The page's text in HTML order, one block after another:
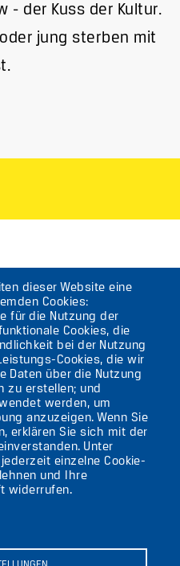
dieser Website eine
Cookies:
für die Nutzung der
Cookies, die
bei der Nutzung
Cookies, die wir
Daten über die Nutzung
zu erstellen; und
werden, um
anzuzeigen. Wenn Sie
erklären Sie sich mit der
Unter
einzelne Cookie-
und Ihre
widerrufen.
- der Kuss der Kultur.
jung sterben mit